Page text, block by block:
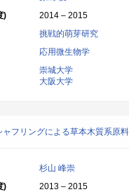
)
2014 – 2015
挑戦的萌芽研究
応用微生物学
崇城大学
大阪大学
フリングによる草本木質系原
杉山 峰崇
)
2013 – 2015